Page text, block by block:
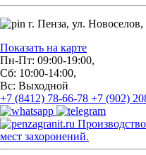
г. Пенза, ул. Новоселов,
Показать на карте
Пн-Пт: 09:00-19:00,
Сб: 10:00-14:00,
Вс: Выходной
+7 (8412) 78-66-78 +7 (902)
мест захоронений.